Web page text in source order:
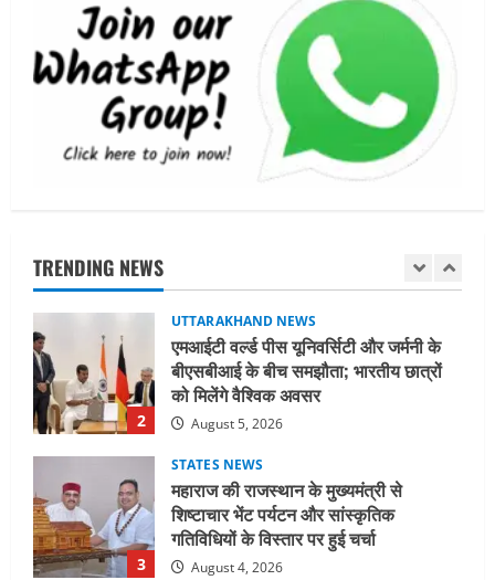
TRENDING NEWS
5
UTTARAKHAND NEWS
अल्पसंख्यक समाज के उत्थान के लिए सरकार
पूरी तरह प्रतिबद्ध, योजनाओं का लाभ बिना
किसी भेदभाव के अंतिम व्यक्ति तक पहुंचेगा:
मुख्यमंत्री धामी
August 2, 2026
1
UTTARAKHAND NEWS
2
UTTARAKHAND NEWS
एमआईटी वर्ल्ड पीस यूनिवर्सिटी और जर्मनी के
बीएसबीआई के बीच समझौता; भारतीय छात्रों
को मिलेंगे वैश्विक अवसर
August 5, 2026
3
STATES NEWS
महाराज की राजस्थान के मुख्यमंत्री से
शिष्टाचार भेंट पर्यटन और सांस्कृतिक
गतिविधियों के विस्तार पर हुई चर्चा
August 4, 2026